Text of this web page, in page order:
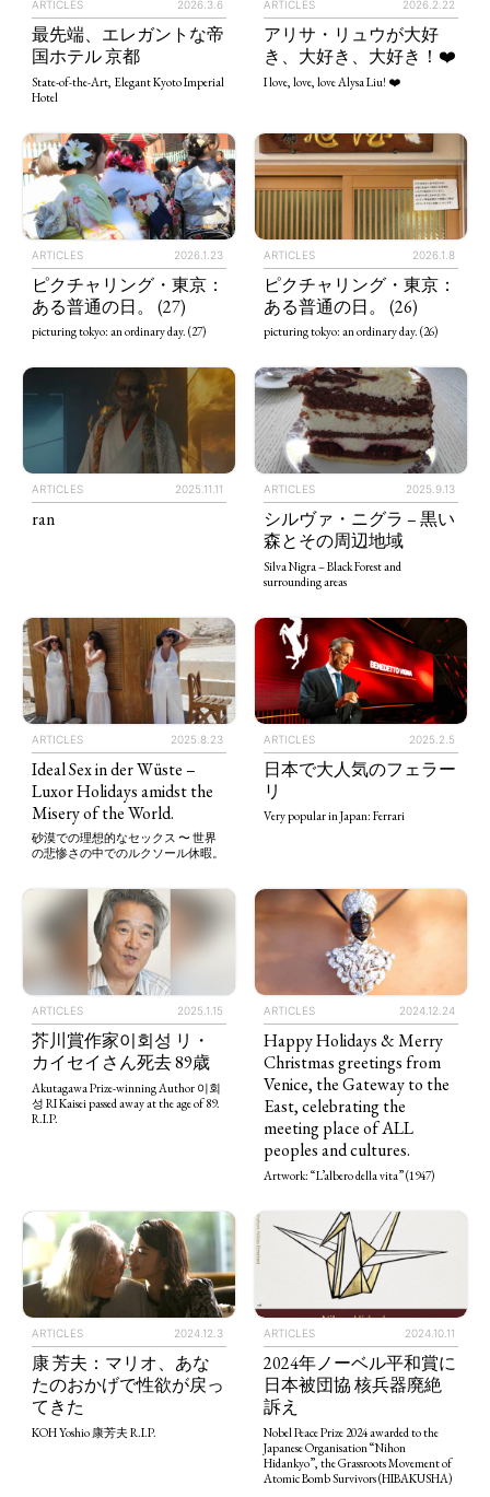
ARTICLES 2026.3.6
最先端、エレガントな帝
国ホテル 京都
State-of-the-Art, Elegant Kyoto Imperial
Hotel
ARTICLES 2026.2.22
アリサ・リュウが大好
き、大好き、大好き！❤️
I love, love, love Alysa Liu! ❤️
ARTICLES 2026.1.23
ピクチャリング・東京：
ある普通の日。 (27)
picturing tokyo: an ordinary day. (27)
ARTICLES 2026.1.8
ピクチャリング・東京：
ある普通の日。 (26)
picturing tokyo: an ordinary day. (26)
ARTICLES 2025.11.11
ran
ARTICLES 2025.9.13
シルヴァ・ニグラ – 黒い
森とその周辺地域
Silva Nigra – Black Forest and
surrounding areas
ARTICLES 2025.8.23
Ideal Sex in der Wüste –
Luxor Holidays amidst the
Misery of the World.
砂漠での理想的なセックス 〜 世界
の悲惨さの中でのルクソール休暇。
ARTICLES 2025.2.5
日本で大人気のフェラー
リ
Very popular in Japan: Ferrari
ARTICLES 2025.1.15
芥川賞作家이회성 リ・
カイセイさん死去 89歳
Akutagawa Prize-winning Author 이회
성 RI Kaisei passed away at the age of 89.
R.I.P.
ARTICLES 2024.12.24
Happy Holidays & Merry
Christmas greetings from
Venice, the Gateway to the
East, celebrating the
meeting place of ALL
peoples and cultures.
Artwork: “L’albero della vita” (1947)
ARTICLES 2024.12.3
康 芳夫：マリオ、あな
たのおかげで性欲が戻っ
てきた
KOH Yoshio 康芳夫 R.I.P.
ARTICLES 2024.10.11
2024年ノーベル平和賞に
日本被団協 核兵器廃絶
訴え
Nobel Peace Prize 2024 awarded to the
Japanese Organisation “Nihon
Hidankyo”, the Grassroots Movement of
Atomic Bomb Survivors (HIBAKUSHA)